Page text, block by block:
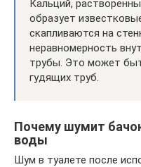
Кальций,
образует
скапливаются на
неравномерность
трубы. Это может
гудящих труб.
Почему шумит
воды
Шум в туалете после